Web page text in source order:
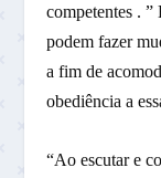
competentes .
podem fazer
a fim de
obediência a
“Ao escutar e